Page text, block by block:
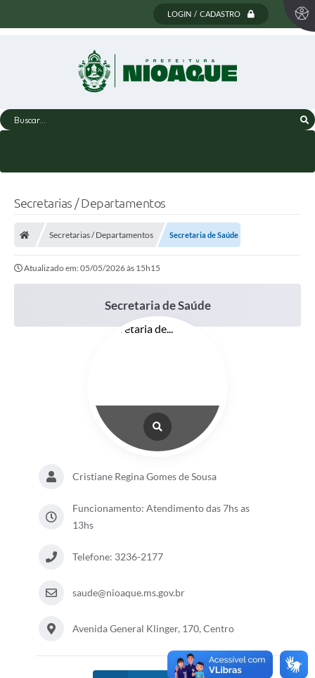
LOGIN / CADASTRO
Buscar...
Secretarias / Departamentos
Secretarias / Departamentos Secretaria de Saúde
Atualizado em: 05/05/2026 às 15h15
Secretaria de Saúde
Cristiane Regina Gomes de Sousa
Funcionamento: Atendimento das 7hs as
13hs
Telefone: 3236-2177
saude@nioaque.ms.gov.br
Avenida General Klinger, 170, Centro